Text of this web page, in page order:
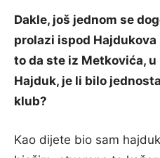
Dakle, još jednom se
prolazi ispod Hajdukova
to da ste iz Metkovića, u
Hajduk, je li bilo
klub?
Kao dijete bio sam